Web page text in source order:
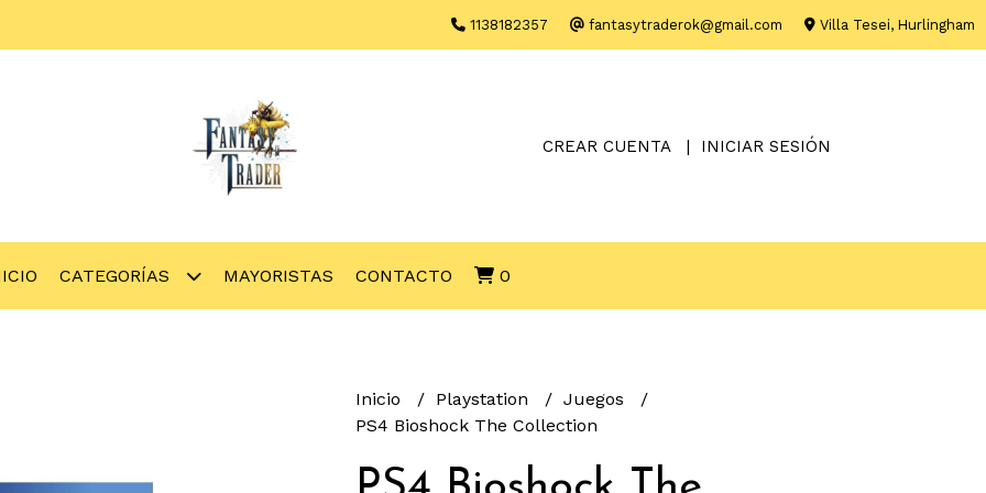
1138182357 fantasytraderok@gmail.com Villa Tesei, Hurlingham
CREAR CUENTA INICIAR SESIÓN
CATEGORÍAS MAYORISTAS CONTACTO 0
Inicio Playstation
Juegos
PS4 Bioshock The Collection